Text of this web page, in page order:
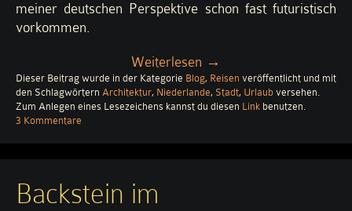
meiner deutschen Perspektive schon fast futuristisch
vorkommen.
Weiterlesen „Groningen:
Urlaub
in
→
Dieser Beitrag wurde in der Kategorie Blog, Reisen veröffentlicht und mit
den Schlagwörtern Architektur, Niederlande, Stadt, Urlaub versehen.
Zum Anlegen eines Lesezeichens kannst du diesen Link benutzen.
3 Kommentare
in
Zukunft
Backstein im